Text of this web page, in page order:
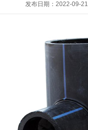
发布日期：2022-09-21